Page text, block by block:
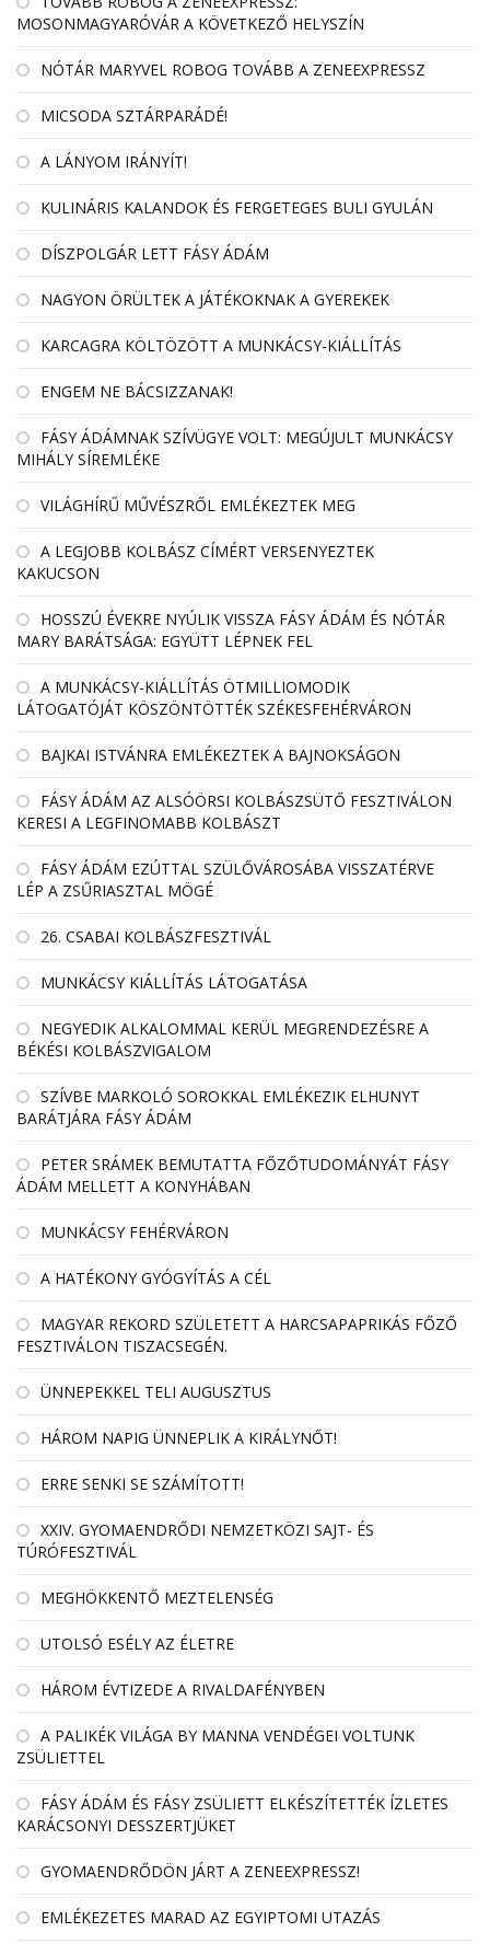
MOSONMAGYARÓVÁR A KÖVETKEZŐ HELYSZÍN
NÓTÁR MARYVEL ROBOG TOVÁBB A ZENEEXPRESSZ
MICSODA SZTÁRPARÁDÉ!
A LÁNYOM IRÁNYÍT!
KULINÁRIS KALANDOK ÉS FERGETEGES BULI GYULÁN
DÍSZPOLGÁR LETT FÁSY ÁDÁM
NAGYON ÖRÜLTEK A JÁTÉKOKNAK A GYEREKEK
KARCAGRA KÖLTÖZÖTT A MUNKÁCSY-KIÁLLÍTÁS
ENGEM NE BÁCSIZZANAK!
FÁSY ÁDÁMNAK SZÍVÜGYE VOLT: MEGÚJULT MUNKÁCSY
MIHÁLY SÍREMLÉKE
VILÁGHÍRŰ MŰVÉSZRŐL EMLÉKEZTEK MEG
A LEGJOBB KOLBÁSZ CÍMÉRT VERSENYEZTEK
KAKUCSON
HOSSZÚ ÉVEKRE NYÚLIK VISSZA FÁSY ÁDÁM ÉS NÓTÁR
MARY BARÁTSÁGA: EGYÜTT LÉPNEK FEL
A MUNKÁCSY-KIÁLLÍTÁS ÖTMILLIOMODIK
LÁTOGATÓJÁT KÖSZÖNTÖTTÉK SZÉKESFEHÉRVÁRON
BAJKAI ISTVÁNRA EMLÉKEZTEK A BAJNOKSÁGON
FÁSY ÁDÁM AZ ALSÓÖRSI KOLBÁSZSÜTŐ FESZTIVÁLON
KERESI A LEGFINOMABB KOLBÁSZT
FÁSY ÁDÁM EZÚTTAL SZÜLŐVÁROSÁBA VISSZATÉRVE
LÉP A ZSŰRIASZTAL MÖGÉ
26. CSABAI KOLBÁSZFESZTIVÁL
MUNKÁCSY KIÁLLÍTÁS LÁTOGATÁSA
NEGYEDIK ALKALOMMAL KERÜL MEGRENDEZÉSRE A
BÉKÉSI KOLBÁSZVIGALOM
SZÍVBE MARKOLÓ SOROKKAL EMLÉKEZIK ELHUNYT
BARÁTJÁRA FÁSY ÁDÁM
PETER SRÁMEK BEMUTATTA FŐZŐTUDOMÁNYÁT FÁSY
ÁDÁM MELLETT A KONYHÁBAN
MUNKÁCSY FEHÉRVÁRON
A HATÉKONY GYÓGYÍTÁS A CÉL
MAGYAR REKORD SZÜLETETT A HARCSAPAPRIKÁS FŐZŐ
FESZTIVÁLON TISZACSEGÉN.
ÜNNEPEKKEL TELI AUGUSZTUS
HÁROM NAPIG ÜNNEPLIK A KIRÁLYNŐT!
ERRE SENKI SE SZÁMÍTOTT!
XXIV. GYOMAENDRŐDI NEMZETKÖZI SAJT- ÉS
TÚRÓFESZTIVÁL
MEGHÖKKENTŐ MEZTELENSÉG
UTOLSÓ ESÉLY AZ ÉLETRE
HÁROM ÉVTIZEDE A RIVALDAFÉNYBEN
A PALIKÉK VILÁGA BY MANNA VENDÉGEI VOLTUNK
ZSÜLIETTEL
FÁSY ÁDÁM ÉS FÁSY ZSÜLIETT ELKÉSZÍTETTÉK ÍZLETES
KARÁCSONYI DESSZERTJÜKET
GYOMAENDRŐDÖN JÁRT A ZENEEXPRESSZ!
EMLÉKEZETES MARAD AZ EGYIPTOMI UTAZÁS